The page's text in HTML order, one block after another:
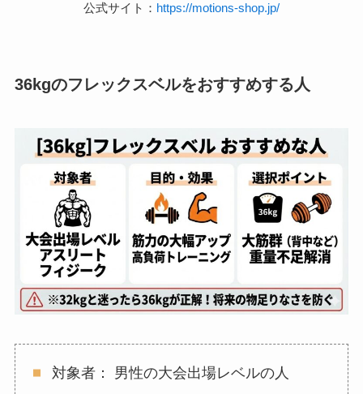
公式サイト： https://motions-shop.jp/
36kgのフレックスベルをおすすめする人
対象者： 男性の大会出場レベルの人